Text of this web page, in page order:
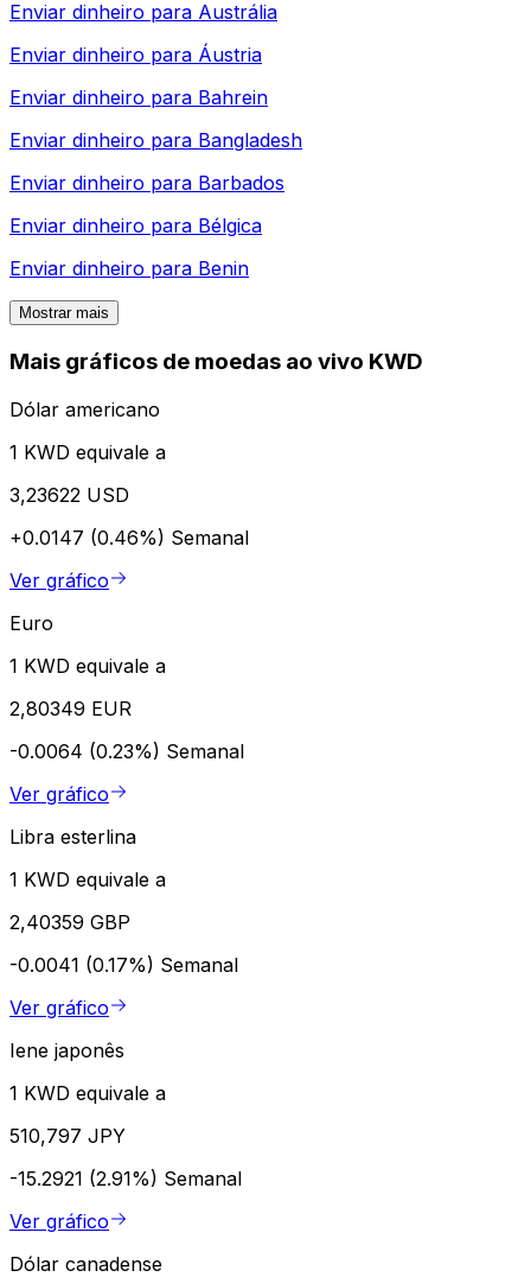
Enviar dinheiro para Austrália
Enviar dinheiro para Áustria
Enviar dinheiro para Bahrein
Enviar dinheiro para Bangladesh
Enviar dinheiro para Barbados
Enviar dinheiro para Bélgica
Enviar dinheiro para Benin
Mostrar mais
Mais gráficos de moedas ao vivo KWD
Dólar americano
1 KWD equivale a
3,23622 USD
+0.0147 (0.46%) Semanal
Ver gráfico
Euro
1 KWD equivale a
2,80349 EUR
-0.0064 (0.23%) Semanal
Ver gráfico
Libra esterlina
1 KWD equivale a
2,40359 GBP
-0.0041 (0.17%) Semanal
Ver gráfico
Iene japonês
1 KWD equivale a
510,797 JPY
-15.2921 (2.91%) Semanal
Ver gráfico
Dólar canadense